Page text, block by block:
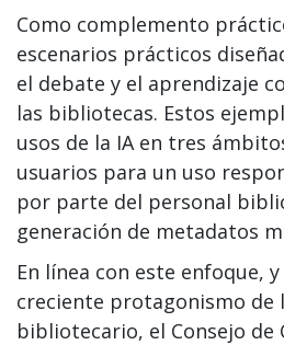
Como complemento
escenarios prácticos
el debate y el aprendizaje
las bibliotecas. Estos
usos de la IA en tres
usuarios para un uso
por parte del personal
generación de metadatos
En línea con este enfoque,
creciente protagonismo de
bibliotecario, el Consejo de